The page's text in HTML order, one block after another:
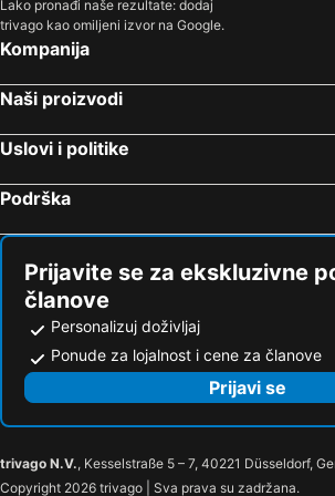
Lako pronađi naše rezultate: dodaj
trivago kao omiljeni izvor na Google.
Kompanija
Naši proizvodi
Uslovi i politike
Podrška
Prijavite se za ekskluzivne
članove
Personalizuj doživljaj
Ponude za lojalnost i cene za članove
Prijavi se
trivago N.V., Kesselstraße 5 – 7, 40221 Düsseldorf,
Copyright 2026 trivago | Sva prava su zadržana.